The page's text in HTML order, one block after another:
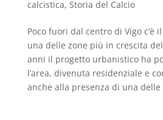
calcistica, Storia del Calcio
Poco fuori dal centro di Vigo c’è
una delle zone più in crescita
anni il progetto urbanistico ha
l’area, divenuta residenziale e
anche alla presenza di una